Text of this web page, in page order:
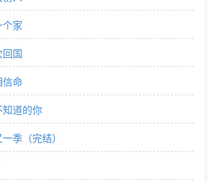
家
国
信命
道的你
季（完结）